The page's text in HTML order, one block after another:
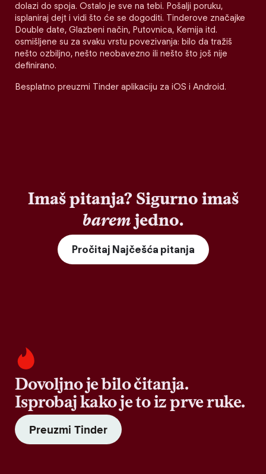
dolazi do spoja. Ostalo je sve na tebi. Pošalji poruku,
isplaniraj dejt i vidi što će se dogoditi. Tinderove značajke
Double date, Glazbeni način, Putovnica, Kemija itd.
osmišljene su za svaku vrstu povezivanja: bilo da tražiš
nešto ozbiljno, nešto neobavezno ili nešto što još nije
definirano.
Besplatno preuzmi Tinder aplikaciju za iOS i Android.
Imaš pitanja? Sigurno imaš
baremjedno.
Pročitaj Najčešća pitanja
Dovoljno je bilo čitanja.
Isprobaj kako je to iz prve ruke.
Preuzmi Tinder